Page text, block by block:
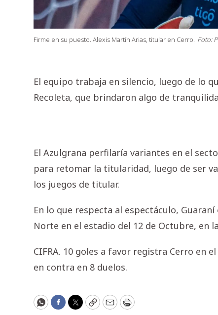
Firme en su puesto. Alexis Martín Arias, titular en Cerro. Foto:
El equipo trabaja en silencio, luego de lo
Recoleta, que brindaron algo de
El Azulgrana perfilaría variantes en el
para retomar la titularidad, luego de ser
los juegos de titular.
En lo que respecta al espectáculo,
Norte en el estadio del 12 de Octubre, en
CIFRA. 10 goles a favor registra Cerro en
en contra en 8 duelos.
WhatsApp
Facebook
Twitter
CopyEmailPrint